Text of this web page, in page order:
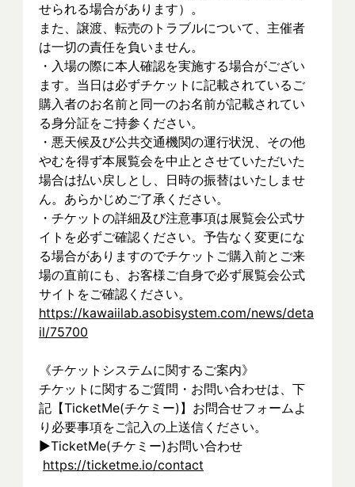
せられる場合があります）。
また、譲渡、転売のトラブルについて、主催者
は一切の責任を負いません。
・入場の際に本人確認を実施する場合がござい
ます。当日は必ずチケットに記載されているご
購入者のお名前と同一のお名前が記載されてい
る身分証をご持参ください。
・悪天候及び公共交通機関の運行状況、その他
やむを得ず本展覧会を中止とさせていただいた
場合は払い戻しとし、日時の振替はいたしませ
ん。あらかじめご了承ください。
・チケットの詳細及び注意事項は展覧会公式サ
イトを必ずご確認ください。予告なく変更にな
る場合がありますのでチケットご購入前とご来
場の直前にも、お客様ご自身で必ず展覧会公式
サイトをご確認ください。
https://kawaiilab.asobisystem.com/news/deta
il/75700
《チケットシステムに関するご案内》
チケットに関するご質問・お問い合わせは、下
記【TicketMe(チケミー)】お問合せフォームよ
り必要事項をご記入の上送信ください。
▶︎TicketMe(チケミー)お問い合わせ
https://ticketme.io/contact